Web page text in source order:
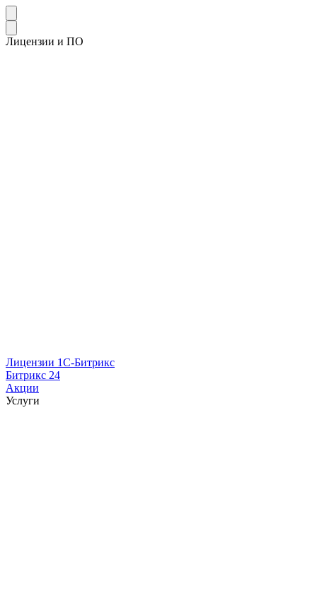
Лицензии и ПО
Лицензии 1С-Битрикс
Битрикс 24
Акции
Услуги